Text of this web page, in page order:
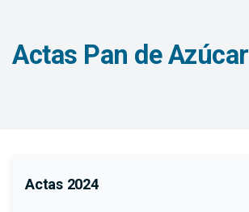
Actas Pan de Azúcar
Actas 2024